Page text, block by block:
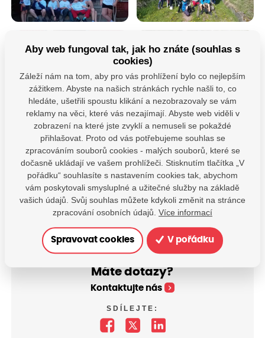
Máte dotazy?
Kontaktujte nás
SDÍLEJTE:
Aby web fungoval tak, jak ho znáte (souhlas s
cookies)
Záleží nám na tom, aby pro vás prohlížení bylo co nejlepším
zážitkem. Abyste na našich stránkách rychle našli to, co
hledáte, ušetřili spoustu klikání a nezobrazovaly se vám
reklamy na věci, které vás nezajímají. Abyste web viděli v
zobrazení na které jste zvyklí a nemuseli se pokaždé
přihlašovat. Proto od vás potřebujeme souhlas se
zpracováním souborů cookies - malých souborů, které se
dočasně ukládají ve vašem prohlížeči. Stisknutím tlačítka „V
pořádku“ souhlasíte s nastavením cookies tak, abychom
vám poskytovali smysluplné a užitečné služby na základě
vašich údajů. Svůj souhlas můžete kdykoli změnit na stránce
zpracování osobních údajů. Více informací
Spravovat cookies V pořádku